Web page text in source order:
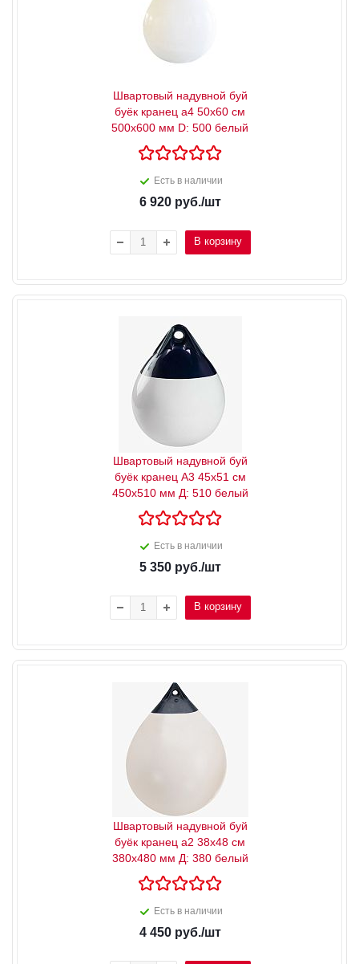
Швартовый надувной буй
буёк кранец a4 50x60 см
500x600 мм D: 500 белый
Есть в наличии
6 920руб./шт
В корзину
Швартовый надувной буй
буёк кранец А3 45x51 см
450x510 мм Д: 510 белый
Есть в наличии
5 350руб./шт
В корзину
Швартовый надувной буй
буёк кранец a2 38x48 см
380x480 мм Д: 380 белый
Есть в наличии
4 450руб./шт